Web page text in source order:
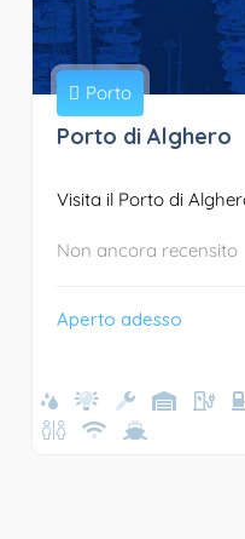
Porto
Porto di Alghero
Visita il Porto di
Non ancora recensito
Aperto adesso